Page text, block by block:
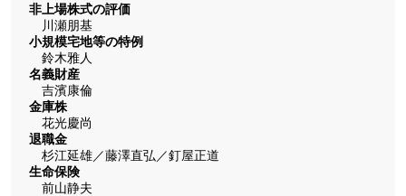
非上場株式の評価
川瀬朋基
小規模宅地等の特例
鈴木雅人
名義財産
吉濱康倫
金庫株
花光慶尚
退職金
杉江延雄／藤澤直弘／釘屋正道
生命保険
前山静夫